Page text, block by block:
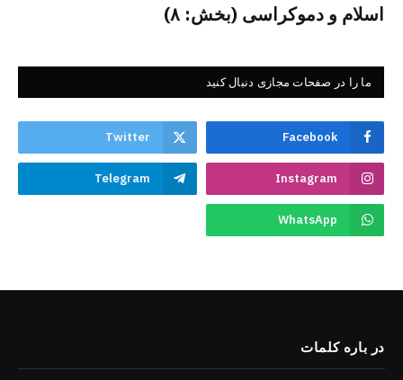
اسلام و دموکراسی (بخش: ۸)
ما را در صفحات مجازی دنبال کنید
Facebook
Twitter
Instagram
Telegram
WhatsApp
در باره کلمات